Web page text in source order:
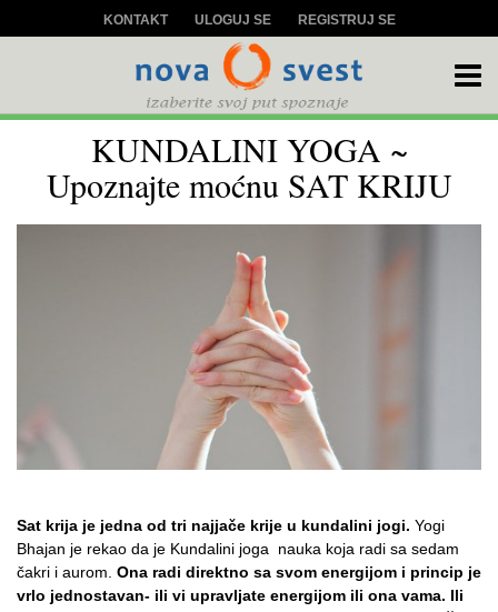
KONTAKT ULOGUJ SE REGISTRUJ SE
KUNDALINI YOGA ~
Upoznajte moćnu SAT KRIJU
Sat krija je jedna od tri najjače krije u kundalini jogi. Yogi
Bhajan je rekao da je Kundalini joga nauka koja radi sa sedam
čakri i aurom. Ona radi direktno sa svom energijom i princip je
vrlo jednostavan- ili vi upravljate energijom ili ona vama. Ili